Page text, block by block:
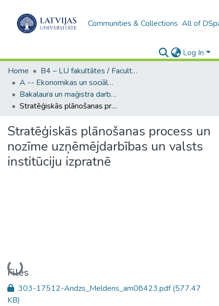
Communities & Collections All of
Log In
Home
B4 – LU fakultātes / Faculties of the UL
A -- Ekonomikas un sociālo zinātņu fakultāte / Faculty of Economics and Social Sciences
Bakalaura un maģistra darbi (ESZF) / Bachelor's and Master's theses
Stratēģiskās plānošanas process un nozīme uzņēmējdarbības un valsts institūciju izpratnē
Stratēģiskās plānošanas process un
nozīme uzņēmējdarbības un valsts
institūciju izpratnē
Loading...
Files
303-17512-Andzs_Melderis_am08423.pdf(577.47
KB)